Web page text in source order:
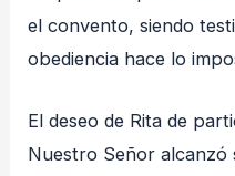
el convento, siendo
obediencia hace lo
El deseo de Rita de
Nuestro Señor alcanzó